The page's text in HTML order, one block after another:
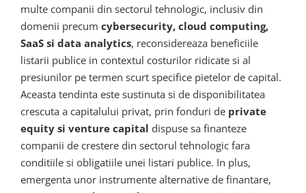
multe companii din sectorul tehnologic, inclusiv din
domenii precum cybersecurity, cloud computing,
SaaS si data analytics, reconsidereaza beneficiile
listarii publice in contextul costurilor ridicate si al
presiunilor pe termen scurt specifice pietelor de capital.
Aceasta tendinta este sustinuta si de disponibilitatea
crescuta a capitalului privat, prin fonduri de private
equity si venture capital dispuse sa finanteze
companii de crestere din sectorul tehnologic fara
conditiile si obligatiile unei listari publice. In plus,
emergenta unor instrumente alternative de finantare,